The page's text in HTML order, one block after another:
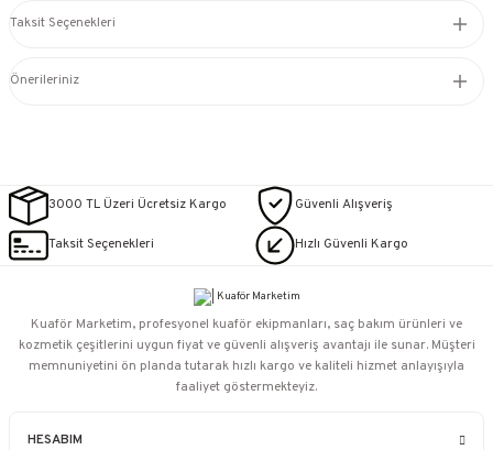
Taksit Seçenekleri
Önerileriniz
3000 TL Üzeri Ücretsiz Kargo Güvenli Alışveriş
Taksit Seçenekleri Hızlı Güvenli Kargo
HESABIM
Kuaför Marketim, profesyonel kuaför ekipmanları, saç bakım ürünleri ve
kozmetik çeşitlerini uygun fiyat ve güvenli alışveriş avantajı ile sunar. Müşteri
memnuniyetini ön planda tutarak hızlı kargo ve kaliteli hizmet anlayışıyla
faaliyet göstermekteyiz.